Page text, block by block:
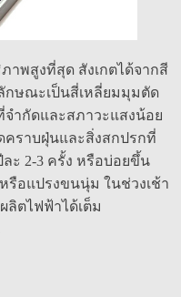
พสูงที่สุด สังเกตได้จากสี
กษณะเป็นสี่เหลี่ยมมุมตัด
จำกัดและสภาวะแสงน้อย
คราบฝุ่นและสิ่งสกปรกที่
ะ 2-3 ครั้ง หรือบ่อยขึ้น
รือแปรงขนนุ่ม ในช่วงเช้า
ลิตไฟฟ้าได้เต็ม